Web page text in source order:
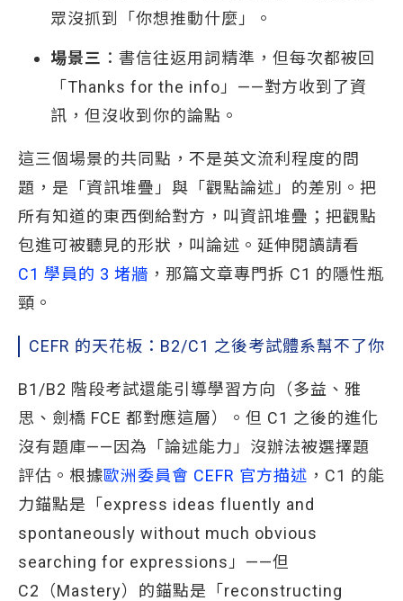
眾沒抓到「你想推動什麼」。
場景三 ：書信往返用詞精準，但每次都被回
「Thanks for the info」——對方收到了資
訊，但沒收到你的論點。
這三個場景的共同點，不是英文流利程度的問
題，是「資訊堆疊」與「觀點論述」的差別。把
所有知道的東西倒給對方，叫資訊堆疊；把觀點
包進可被聽見的形狀，叫論述。延伸閱讀請看
C1 學員的 3 堵牆 ，那篇文章專門拆 C1 的隱性瓶
頸。
CEFR 的天花板：B2/C1 之後考試體系幫不了你
B1/B2 階段考試還能引導學習方向（多益、雅
思、劍橋 FCE 都對應這層）。但 C1 之後的進化
沒有題庫——因為「論述能力」沒辦法被選擇題
評估。根據歐洲委員會 CEFR 官方描述 ，C1 的能
力錨點是「express ideas fluently and
spontaneously without much obvious
searching for expressions」——但
C2（Mastery）的錨點是「reconstructing